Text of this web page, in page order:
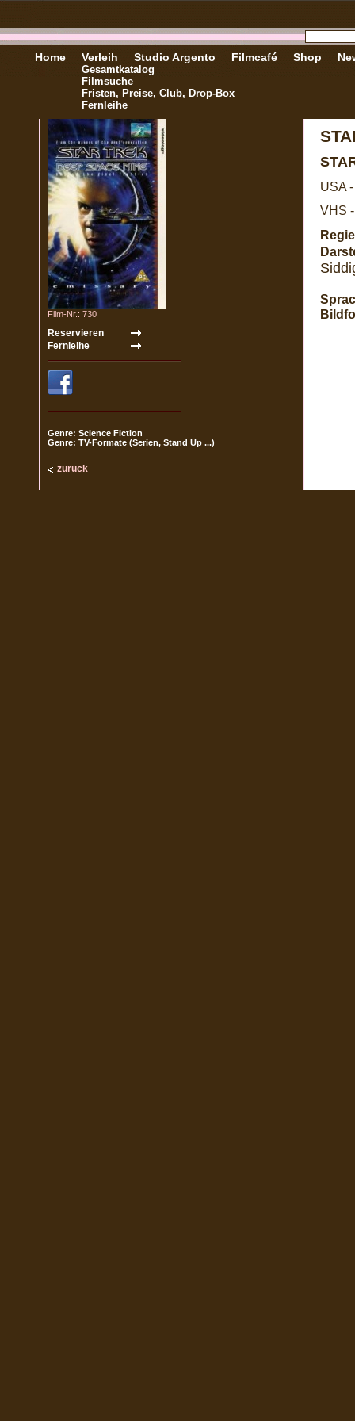
Home Verleih
Gesamtkatalog
Filmsuche
Fristen, Preise, Club, Drop-Box
Fernleihe
Studio Argento Filmcafé Shop
Film-Nr.: 730
Genre: Science Fiction
Genre: TV-Formate (Serien, Stand Up ...)
zurück
USA
VHS